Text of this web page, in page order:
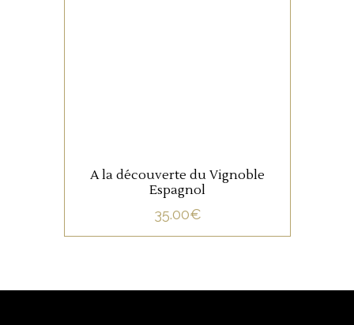
A la découverte du Vignoble
Espagnol
35.00€